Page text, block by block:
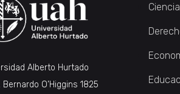
Alberto Hurtado
Bernardo O’Higgins 1825